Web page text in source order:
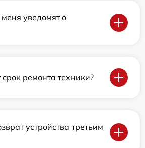
уведомят о
срок ремонта техники?
устройства третьим